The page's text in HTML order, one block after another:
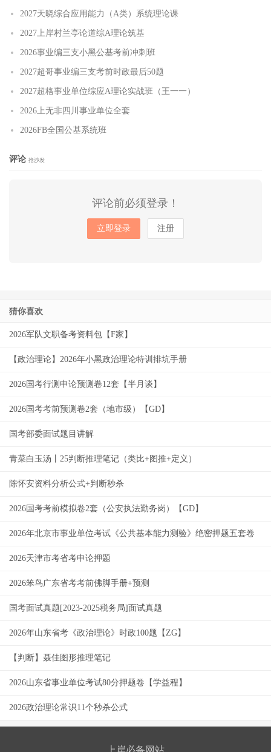
2027天晓综合应用能力（A类）系统理论课
2027上岸村兰亭论道综A理论筑基
2026事业编三支小黑公基考前冲刺班
2027超哥事业编三支考前时政最后50题
2027超格事业单位综应A理论实战班（王一一）
2026上无非四川事业单位全套
2026FB全国公基系统班
评论 抢沙发
评论前必须登录！
立即登录 注册
猜你喜欢
2026军队文职备考资料包【F家】
【政治理论】2026年小黑政治理论特训排坑手册
2026国考行测申论预测卷12套【半月谈】
2026国考考前预测卷2套（地市级）【GD】
国考部委面试题目讲解
青菜白玉汤丨25判断推理笔记（类比+图推+定义）
陈怀安资料分析公式+判断秒杀
2026国考考前模拟卷2套（公安执法勤务岗）【GD】
2026年北京市事业单位考试《公共基本能力测验》绝密押题五套卷
2026天津市考省考申论押题
2026笨鸟广东省考考前佛脚手册+预测
国考面试真题[2023-2025税务局]面试真题
2026年山东省考《政治理论》时政100题【ZG】
【判断】聂佳图形推理笔记
2026山东省事业单位考试80分押题卷【学益程】
2026政治理论常识11个秒杀公式
上岸必备网站